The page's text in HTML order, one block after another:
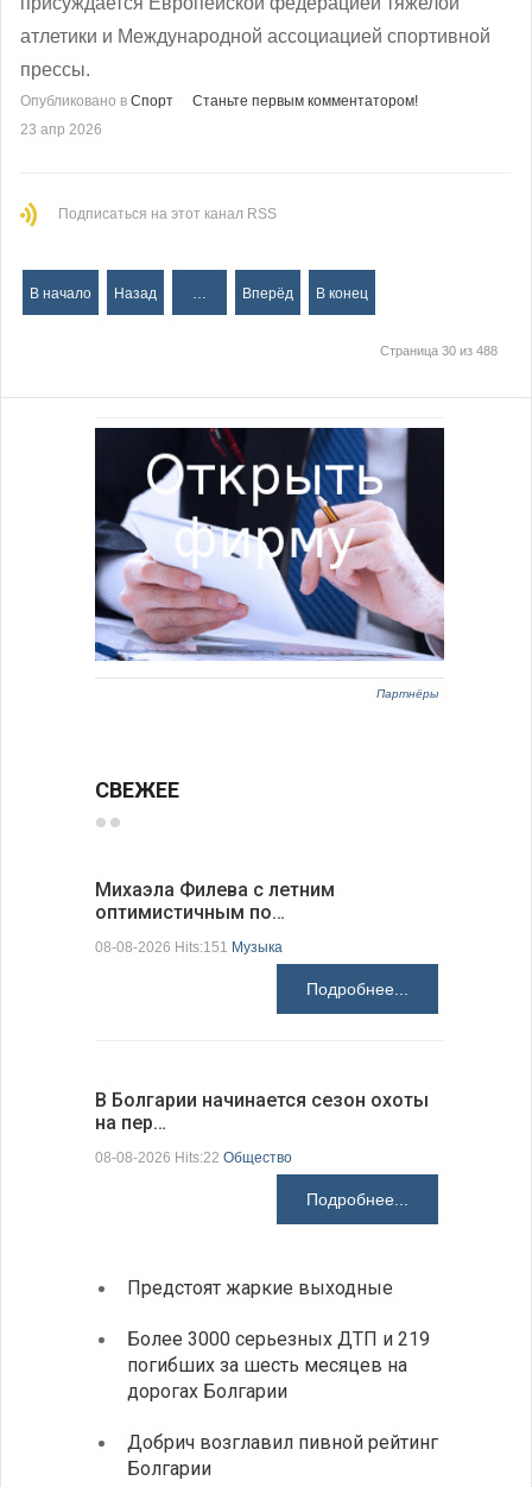
атлетики и Международной ассоциацией спортивной
прессы.
Опубликовано в Спорт
Станьте первым комментатором!
23 апр 2026
Подписаться на этот канал RSS
В начало Назад … Вперёд В конец
Страница 30 из 488
Партнёры
СВЕЖЕЕ
Михаэла Филева с летним
оптимистичным по…
08-08-2026 Hits:151 Музыка
Подробнее...
В Болгарии начинается сезон охоты
на пер…
08-08-2026 Hits:22 Общество
Подробнее...
Предстоят жаркие выходные
Более 3000 серьезных ДТП и 219
погибших за шесть месяцев на
дорогах Болгарии
Добрич возглавил пивной рейтинг
Болгарии